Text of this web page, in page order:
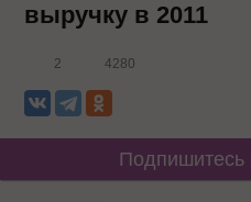
выручку в 2011
2 4280
Подпишитесь